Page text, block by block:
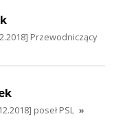
Przewodniczący
poseł PSL »